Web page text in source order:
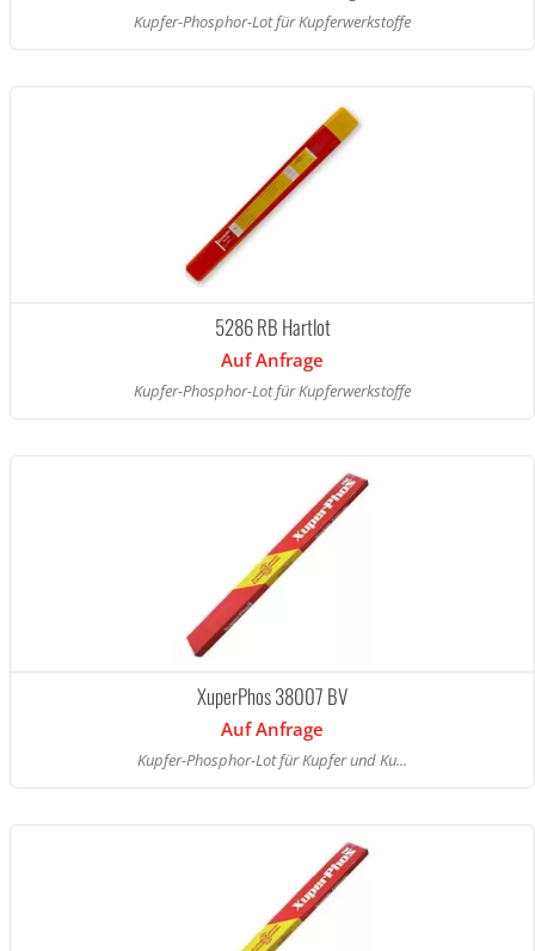
Kupfer-Phosphor-Lot für Kupferwerkstoffe
5286 RB Hartlot
Auf Anfrage
Kupfer-Phosphor-Lot für Kupferwerkstoffe
XuperPhos 38007 BV
Auf Anfrage
Kupfer-Phosphor-Lot für Kupfer und Ku...